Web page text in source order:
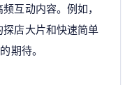
互动内容。例如，
店大片和快速简单
期待。